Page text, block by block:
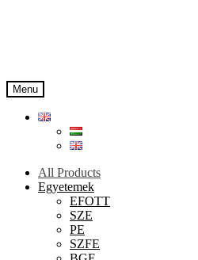
Menu
All Products
Egyetemek
EFOTT
SZE
PE
SZFE